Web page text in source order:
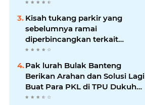
Kisah tukang parkir yang
sebelumnya ramai
diperbincangkan terkait
persoalan parkir gratis di
kini memasuki babak baru.
Pak lurah Bulak Banteng
Berikan Arahan dan Solusi Lagi
Buat Para PKL di TPU Dukuh
Bulak Banteng Surabaya